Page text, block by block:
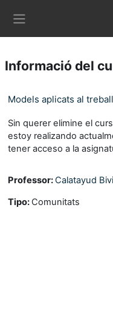
Informació del
Models aplicats al
Sin querer elimine el
estoy realizando
tener acceso a la
Professor:Calatayud
Tipo: Comunitats